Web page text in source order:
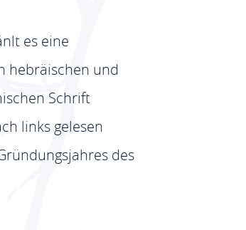
es eine
hebräischen und
Schrift
links gelesen
des